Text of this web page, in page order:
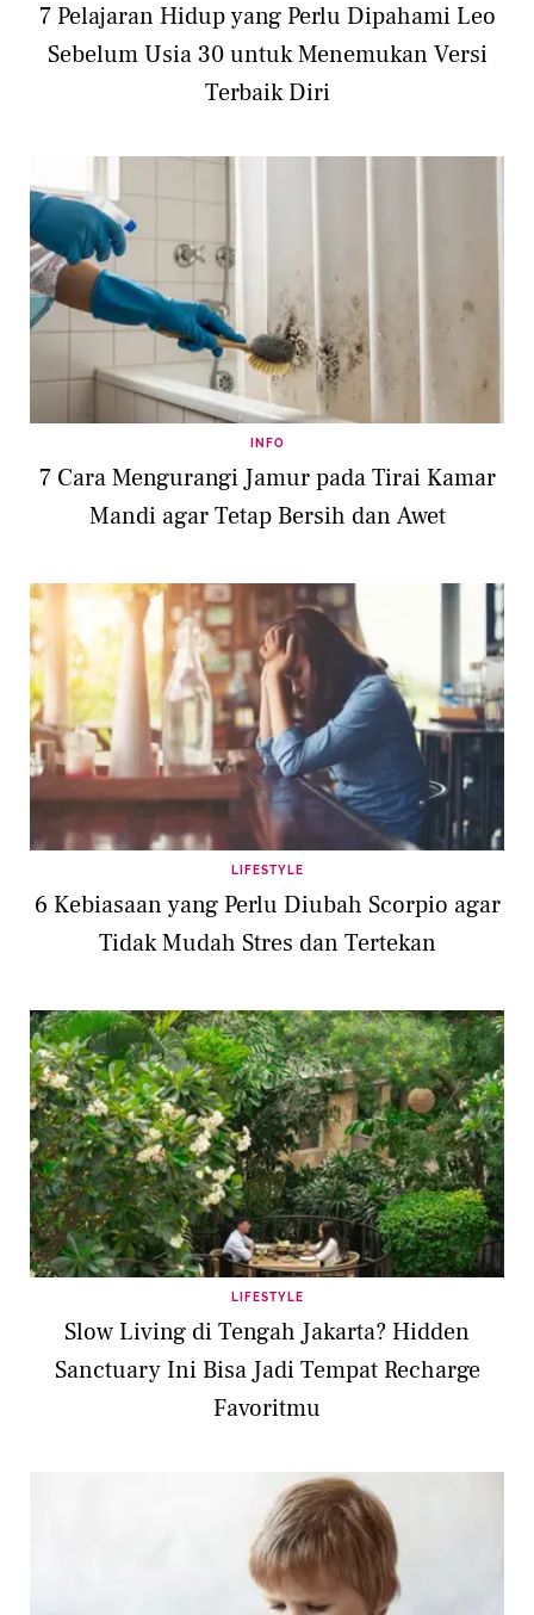
7 Pelajaran Hidup yang Perlu Dipahami Leo
Sebelum Usia 30 untuk Menemukan Versi
Terbaik Diri
INFO
7 Cara Mengurangi Jamur pada Tirai Kamar
Mandi agar Tetap Bersih dan Awet
LIFESTYLE
6 Kebiasaan yang Perlu Diubah Scorpio agar
Tidak Mudah Stres dan Tertekan
LIFESTYLE
Slow Living di Tengah Jakarta? Hidden
Sanctuary Ini Bisa Jadi Tempat Recharge
Favoritmu